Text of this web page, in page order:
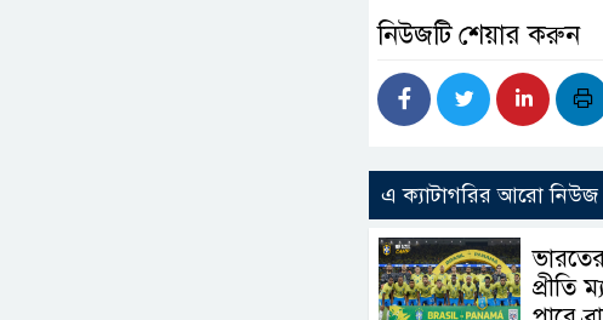
নিউজটি শেয়ার করুন
এ ক্যাটাগরির আরো নিউজ
প্রীতি